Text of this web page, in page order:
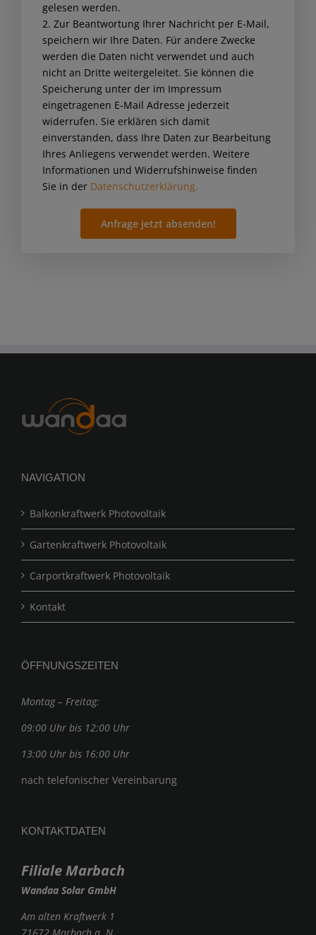
field
empty.
gelesen werden.
2. Zur Beantwortung Ihrer Nachricht per E-Mail,
speichern wir Ihre Daten. Für andere Zwecke
werden die Daten nicht verwendet und auch
nicht an Dritte weitergeleitet. Sie können die
Speicherung unter der im Impressum
eingetragenen E-Mail Adresse jederzeit
widerrufen. Sie erklären sich damit
einverstanden, dass Ihre Daten zur Bearbeitung
Ihres Anliegens verwendet werden. Weitere
Informationen und Widerrufshinweise finden
Sie in der Datenschutzerklärung.
NAVIGATION
Balkonkraftwerk Photovoltaik
Gartenkraftwerk Photovoltaik
Carportkraftwerk Photovoltaik
Kontakt
ÖFFNUNGSZEITEN
Montag – Freitag:
09:00 Uhr bis 12:00 Uhr
13:00 Uhr bis 16:00 Uhr
nach telefonischer Vereinbarung
KONTAKTDATEN
Filiale Marbach
Wandaa Solar GmbH
Am alten Kraftwerk 1